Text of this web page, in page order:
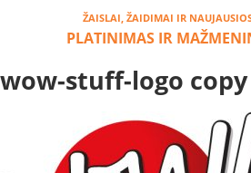
ŽAISLAI, ŽAIDIMAI IR
PLATINIMAS IR
wow-stuff-logo copy